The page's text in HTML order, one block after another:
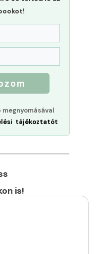
tájékoztatót
is!